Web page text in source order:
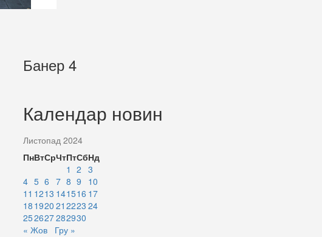
Банер 4
Календар новин
Листопад 2024
ПнВтСрЧтПтСбНд
1 2 3
4 5 6 7 8 9
10
11 1213 141516 17
18 1920 21 2223 24
252627282930
« Жов
Гру »